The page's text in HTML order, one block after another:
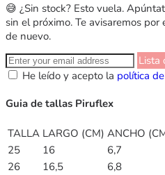
😅 ¿Sin stock? Esto vuela.
sin el próximo. Te avisaremos
de nuevo.
Lista
He leído y acepto la política
Guia de tallas Piruflex
TALLA LARGO (CM) ANCHO
25
16
6,7
26
16,5
6,8